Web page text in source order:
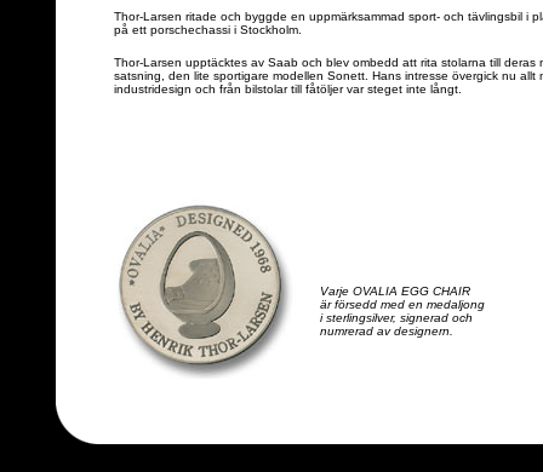
Thor-Larsen ritade och byggde en uppmärksammad sport- och tävlingsbil i
på ett porschechassi i Stockholm.
Thor-Larsen upptäcktes av Saab och blev ombedd att rita stolarna till deras
satsning, den lite sportigare modellen Sonett. Hans intresse övergick nu allt
industridesign och från bilstolar till fåtöljer var steget inte långt.
Varje OVALIA EGG CHAIR
är försedd med en medaljong
i sterlingsilver, signerad och
numrerad av designern.